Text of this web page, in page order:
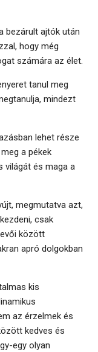
bezárult ajtók után
hogy még
számára az élet.
tanul meg
mindezt
lehet része
a pékek
világát és maga a
megmutatva azt,
csak
között
apró dolgokban
kis
az érzelmek és
kedves és
egy olyan